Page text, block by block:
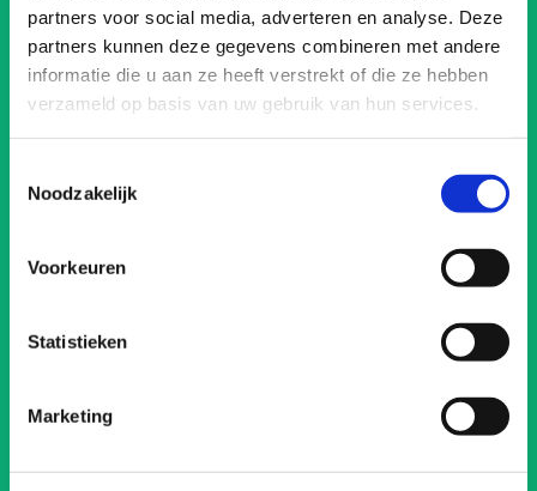
partners voor social media, adverteren en analyse. Deze
partners kunnen deze gegevens combineren met andere
informatie die u aan ze heeft verstrekt of die ze hebben
verzameld op basis van uw gebruik van hun services.
Noodzakelijk
Voorkeuren
Statistieken
Marketing
fanatiek in